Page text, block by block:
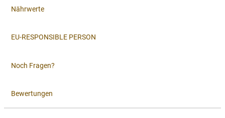
Nährwerte
EU-RESPONSIBLE PERSON
Noch Fragen?
Bewertungen